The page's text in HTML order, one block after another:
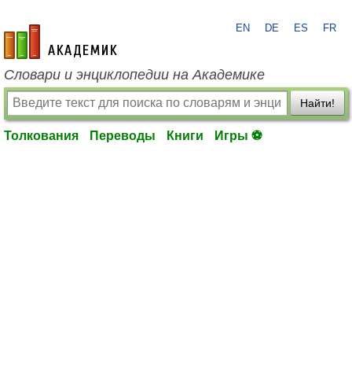
academic.ru
EN DE ES FR
Словари и энциклопедии на Академике
Найти!
Толкования Переводы Книги Игры ⚽